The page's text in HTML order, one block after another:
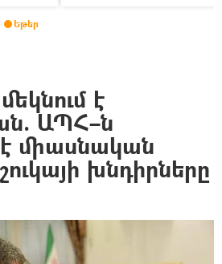
Եթեր
է
ԱՊՀ–ն
է միասնական
խնդիրները